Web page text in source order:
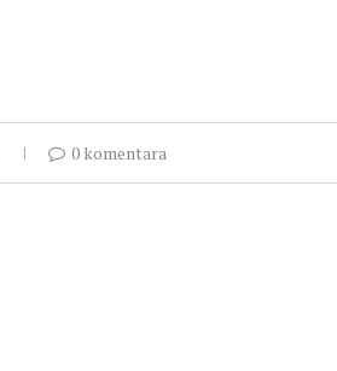
0 komentara